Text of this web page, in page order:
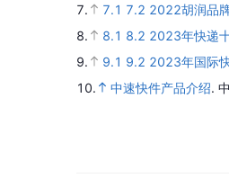
7.
7.1 7.2 2022胡润品
8.
8.1 8.2 2023年快递
9.
9.1 9.2 2023年国际
10.
中速快件产品介绍.